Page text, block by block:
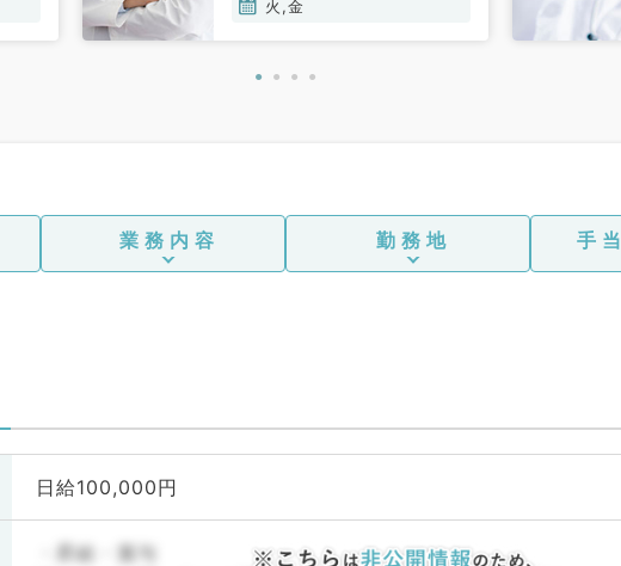
火,金
業務内容 勤務地 手
日給100,000円
・昇給・賞与